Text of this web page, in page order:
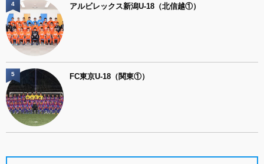
アルビレックス新潟U-18（北信越①）
4
FC東京U-18（関東①）
5